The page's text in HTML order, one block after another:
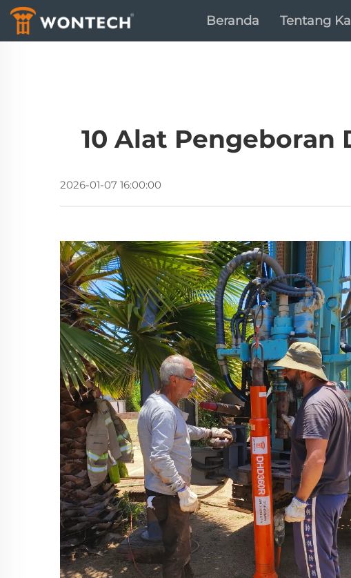
Beranda Tentang
10 Alat Pengeboran
2026-01-07 16:00:00